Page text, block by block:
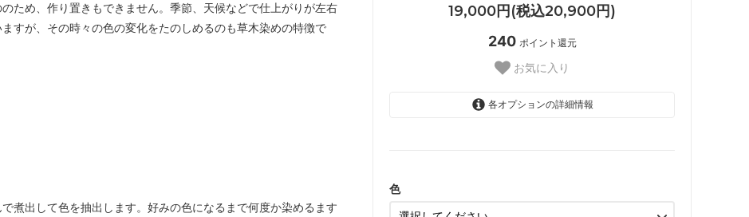
19,000円(税込20,900円)
240 ポイント還元
お気に入り
各オプションの詳細情報
色
ため、作り置きもできません。季節、天候などで仕上がりが左右
すが、その時々の色の変化をたのしめるのも草木染めの特徴で
煮出して色を抽出します。好みの色になるまで何度か染めるます